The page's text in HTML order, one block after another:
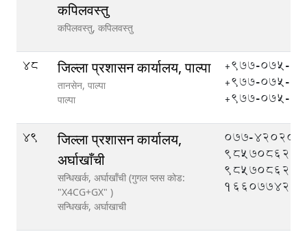
कपिलवस्तु
कपिलवस्तु, कपिलवस्तु
48 जिल्ला प्रशासन कार्यालय, पाल्पा
तानसेन, पाल्पा
पाल्पा
+९७७-०७५-
+९७७-०७५-
+९७७-०७५-
49
जिल्ला प्रशासन कार्यालय,
अर्घाखाँची
सन्धिखर्क, अर्घाखाँची (गुगल प्लस कोड:
"X4CG+GX" )
सन्धिखर्क, अर्घाखाची
077-420208,
9857086209